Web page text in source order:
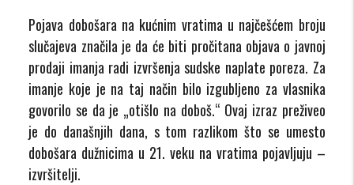
Pojava dobošara na kućnim vratima u najčešćem broju
slučajeva značila je da će biti pročitana objava o javnoj
prodaji imanja radi izvršenja sudske naplate poreza. Za
imanje koje je na taj način bilo izgubljeno za vlasnika
govorilo se da je „otišlo na doboš.“ Ovaj izraz preživeo
je do današnjih dana, s tom razlikom što se umesto
dobošara dužnicima u 21. veku na vratima pojavljuju –
izvršitelji.